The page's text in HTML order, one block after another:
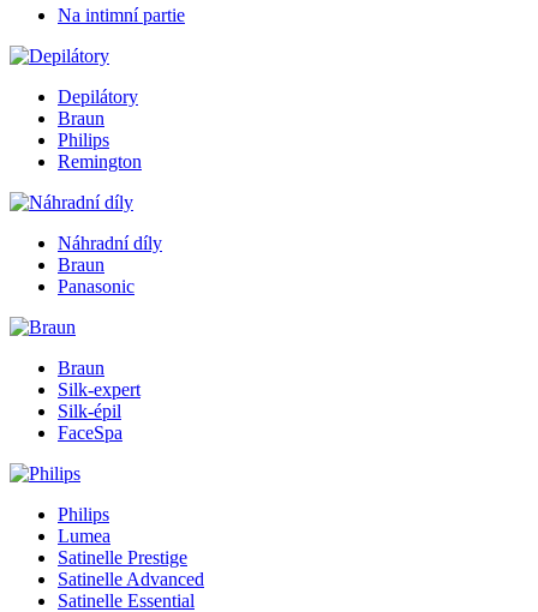
Na intimní partie
Depilátory
Braun
Philips
Remington
Náhradní díly
Braun
Panasonic
Braun
Silk-expert
Silk-épil
FaceSpa
Philips
Lumea
Satinelle Prestige
Satinelle Advanced
Satinelle Essential